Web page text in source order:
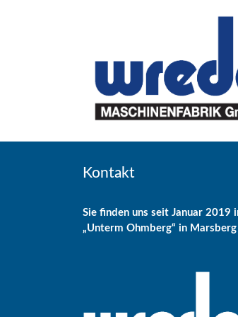
Kontakt
Sie finden uns seit Januar 2019
„Unterm Ohmberg“ in Marsberg